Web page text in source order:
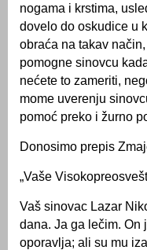
nogama i krstima,
dovelo do oskudice u
obraća na takav
pomogne sinovcu
nećete to zameriti,
mome uverenju
pomoć preko i žurno
„Vaše
Vaš sinovac Lazar
dana. Ja ga lečim. On
oporavlja; ali su mu